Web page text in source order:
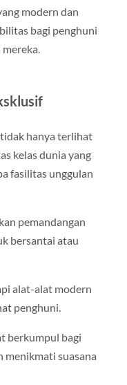
modern dan
bagi penghuni
tidak hanya terlihat
kelas dunia yang
fasilitas unggulan
pemandangan
bersantai atau
alat-alat modern
penghuni.
berkumpul bagi
menikmati suasana